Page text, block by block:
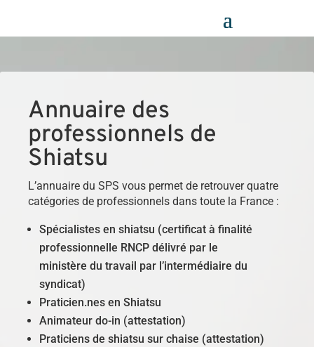
Annuaire des
professionnels de
Shiatsu
L’annuaire du SPS vous permet de retrouver quatre
catégories de professionnels dans toute la France :
Spécialistes en shiatsu (certificat à finalité
professionnelle RNCP délivré par le
ministère du travail par l’intermédiaire du
syndicat)
Praticien.nes en Shiatsu
Animateur do-in (attestation)
Praticiens de shiatsu sur chaise (attestation)